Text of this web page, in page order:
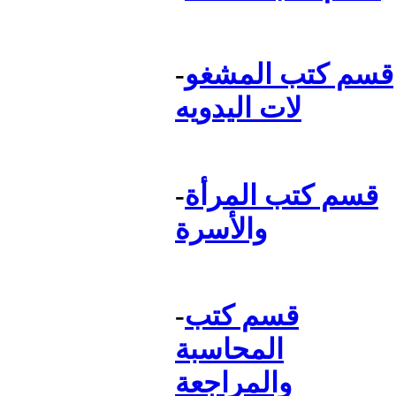
-قسم كتب المشغو
لات اليدويه
-قسم كتب المرأة
والأسرة
-قسم كتب
المحاسبة
والمراجعة